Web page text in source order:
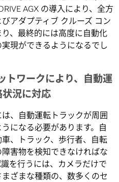
AGX の導入により、全方
アダプティブ クルーズ コン
、最終的には高度に自動化
現ができるようになるでし
トワークにより、自動運
況に対応
、自動運転トラックが周囲
になる必要があります。自
、トラック、歩行者、自転
害物を検知できなければな
を行うには、カメラだけで
ざまな種類の、数多くのセ